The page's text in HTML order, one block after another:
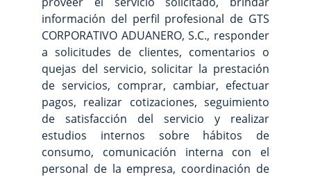
información del perfil profesional de GTS
CORPORATIVO ADUANERO, S.C., responder
a solicitudes de clientes, comentarios o
quejas del servicio, solicitar la prestación
de servicios, comprar, cambiar, efectuar
pagos, realizar cotizaciones, seguimiento
de satisfacción del servicio y realizar
estudios internos sobre hábitos de
consumo, comunicación interna con el
personal de la empresa, coordinación de